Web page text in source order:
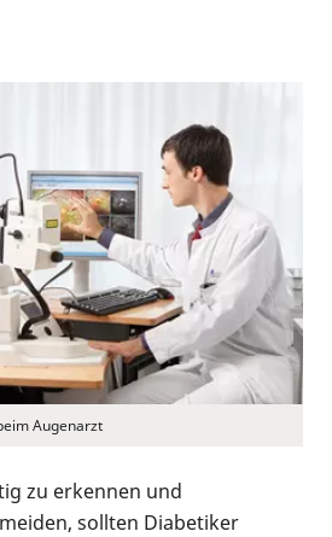
Augenarzt
zu erkennen und
sollten Diabetiker